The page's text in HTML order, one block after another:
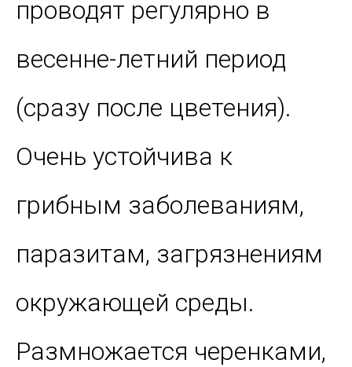
проводят регулярно в
весенне-летний период
(сразу после цветения).
Очень устойчива к
грибным заболеваниям,
паразитам, загрязнениям
окружающей среды.
Размножается черенками,